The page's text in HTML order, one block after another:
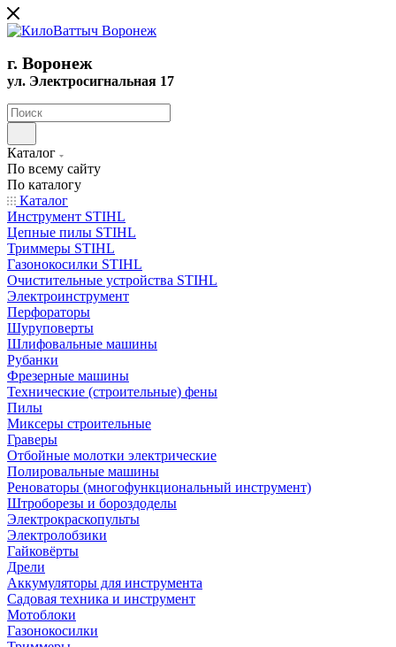
г. Воронеж
ул. Электросигнальная 17
Каталог
По всему сайту
По каталогу
Каталог
Инструмент STIHL
Цепные пилы STIHL
Триммеры STIHL
Газонокосилки STIHL
Очистительные устройства STIHL
Электроинструмент
Перфораторы
Шуруповерты
Шлифовальные машины
Рубанки
Фрезерные машины
Технические (строительные) фены
Пилы
Миксеры строительные
Граверы
Отбойные молотки электрические
Полировальные машины
Реноваторы (многофункциональный инструмент)
Штроборезы и бороздоделы
Электрокраскопульты
Электролобзики
Гайковёрты
Дрели
Аккумуляторы для инструмента
Садовая техника и инструмент
Мотоблоки
Газонокосилки